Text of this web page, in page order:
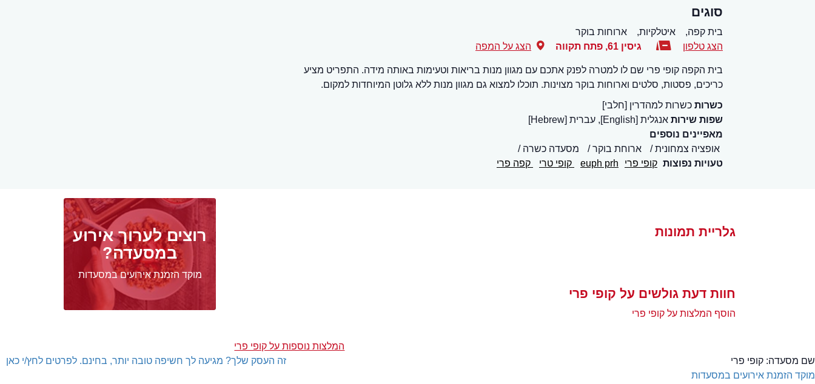
סוגים
בית קפה, איטלקיות,
ארוחות בוקר
הצג טלפון
גיסין 61 , פתח תקווה הצג על המפה
בית הקפה קופי פרי שם לו למטרה לפנק אתכם עם מגוון מנות בריאות וטעימות באותה מידה. התפריט מציע
כריכים, פסטות, סלטים וארוחות בוקר מצוינות. תוכלו למצוא גם מגוון מנות ללא גלוטן המיוחדות למקום.
כשרות כשרות למהדרין [חלבי]
שפות שירות אנגלית [English], עברית [Hebrew]
מאפיינים נוספים
אופציה צמחונית
ארוחת בוקר
מסעדה כשרה
טעויות נפוצות קופי פרי euph prh קופי טרי קפה פרי
גלריית תמונות
חוות דעת גולשים על קופי פרי
הוסף המלצות על קופי פרי
המלצות נוספות על קופי פרי
רוצים לערוך אירוע
במסעדה?
מוקד הזמנת אירועים במסעדות
זה העסק שלך? מגיעה לך חשיפה טובה יותר, בחינם. לפרטים לחץ/י כאן שם מסעדה: קופי פרי
מוקד הזמנת אירועים במסעדות